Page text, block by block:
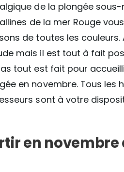
de la plongée sous-
de la mer Rouge
de toutes les couleurs.
mais il est tout à fait
tout est fait pour
en novembre. Tous les
sont à votre
en novembre